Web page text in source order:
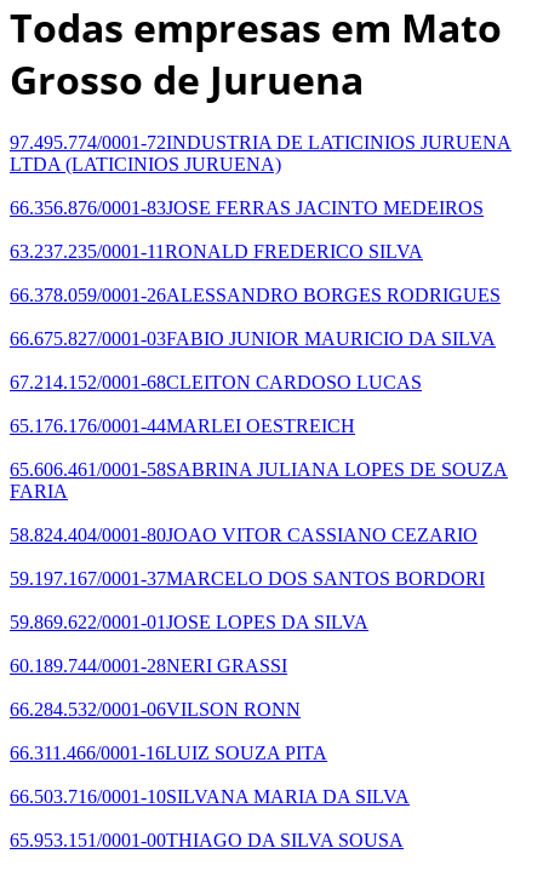
Todas empresas em Mato
Grosso de Juruena
97.495.774/0001-72INDUSTRIA DE LATICINIOS JURUENA
LTDA (LATICINIOS JURUENA)
66.356.876/0001-83JOSE FERRAS JACINTO MEDEIROS
63.237.235/0001-11RONALD FREDERICO SILVA
66.378.059/0001-26ALESSANDRO BORGES RODRIGUES
66.675.827/0001-03FABIO JUNIOR MAURICIO DA SILVA
67.214.152/0001-68CLEITON CARDOSO LUCAS
65.176.176/0001-44MARLEI OESTREICH
65.606.461/0001-58SABRINA JULIANA LOPES DE SOUZA
FARIA
58.824.404/0001-80JOAO VITOR CASSIANO CEZARIO
59.197.167/0001-37MARCELO DOS SANTOS BORDORI
59.869.622/0001-01JOSE LOPES DA SILVA
60.189.744/0001-28NERI GRASSI
66.284.532/0001-06VILSON RONN
66.311.466/0001-16LUIZ SOUZA PITA
66.503.716/0001-10SILVANA MARIA DA SILVA
65.953.151/0001-00THIAGO DA SILVA SOUSA